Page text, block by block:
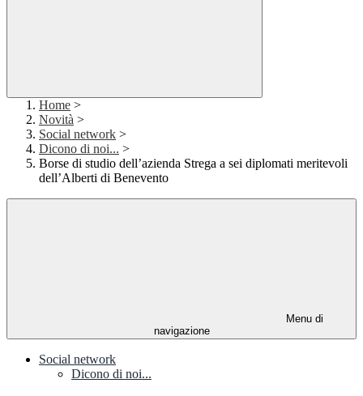
Home >
Novità >
Social network >
Dicono di noi... >
Borse di studio dell’azienda Strega a sei diplomati meritevoli
dell’Alberti di Benevento
Menu di
navigazione
Social network
Dicono di noi...